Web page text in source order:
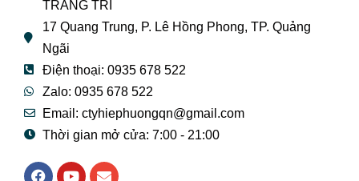
TRANG TRÍ
17 Quang Trung, P. Lê Hồng Phong, TP. Quảng
Ngãi
Điện thoại: 0935 678 522
Zalo: 0935 678 522
Email: ctyhiephuongqn@gmail.com
Thời gian mở cửa: 7:00 - 21:00
F
Y
E